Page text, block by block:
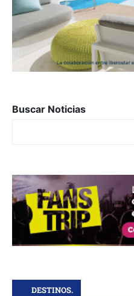
Buscar Noticias
DESTINOS.